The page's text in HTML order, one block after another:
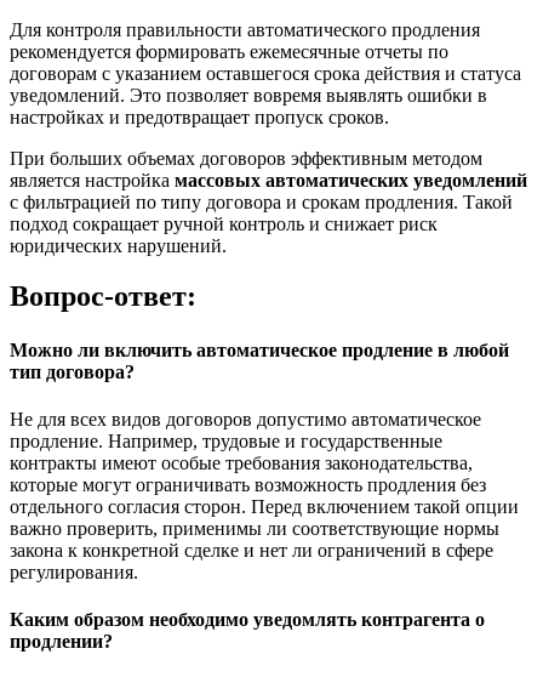
Для контроля правильности автоматического продления
рекомендуется формировать ежемесячные отчеты по
договорам с указанием оставшегося срока действия и статуса
уведомлений. Это позволяет вовремя выявлять ошибки в
настройках и предотвращает пропуск сроков.
При больших объемах договоров эффективным методом
является настройка массовых автоматических уведомлений
с фильтрацией по типу договора и срокам продления. Такой
подход сокращает ручной контроль и снижает риск
юридических нарушений.
Вопрос-ответ:
Можно ли включить автоматическое продление в любой
тип договора?
Не для всех видов договоров допустимо автоматическое
продление. Например, трудовые и государственные
контракты имеют особые требования законодательства,
которые могут ограничивать возможность продления без
отдельного согласия сторон. Перед включением такой опции
важно проверить, применимы ли соответствующие нормы
закона к конкретной сделке и нет ли ограничений в сфере
регулирования.
Каким образом необходимо уведомлять контрагента о
продлении?